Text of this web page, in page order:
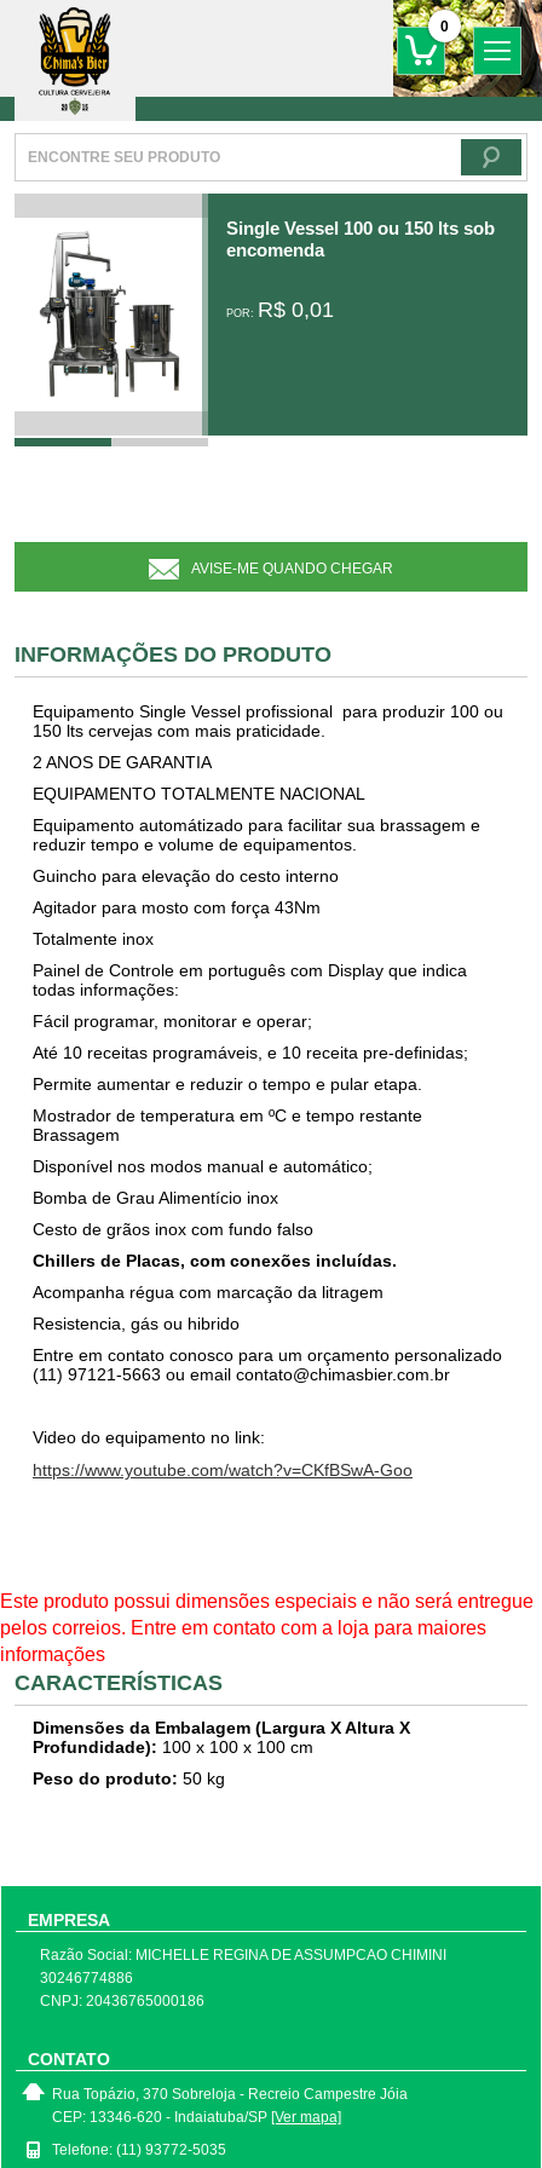
0
Single Vessel 100 ou 150 lts sob
encomenda
POR: R$ 0,01
AVISE-ME QUANDO CHEGAR
INFORMAÇÕES DO PRODUTO
Equipamento Single Vessel profissional para produzir 100 ou
150 lts cervejas com mais praticidade.
2 ANOS DE GARANTIA
EQUIPAMENTO TOTALMENTE NACIONAL
Equipamento automátizado para facilitar sua brassagem e
reduzir tempo e volume de equipamentos.
Guincho para elevação do cesto interno
Agitador para mosto com força 43Nm
Totalmente inox
Painel de Controle em português com Display que indica
todas informações:
Fácil programar, monitorar e operar;
Até 10 receitas programáveis, e 10 receita pre-definidas;
Permite aumentar e reduzir o tempo e pular etapa.
Mostrador de temperatura em ºC e tempo restante
Brassagem
Disponível nos modos manual e automático;
Bomba de Grau Alimentício inox
Cesto de grãos inox com fundo falso
Chillers de Placas, com conexões incluídas.
Acompanha régua com marcação da litragem
Resistencia, gás ou hibrido
Entre em contato conosco para um orçamento personalizado
(11) 97121-5663 ou email contato@chimasbier.com.br
Video do equipamento no link:
https://www.youtube.com/watch?v=CKfBSwA-Goo
Este produto possui dimensões especiais e não será entregue
pelos correios. Entre em contato com a loja para maiores
informações
CARACTERÍSTICAS
Dimensões da Embalagem (Largura X Altura X
Profundidade): 100 x 100 x 100 cm
Peso do produto: 50 kg
EMPRESA
Razão Social: MICHELLE REGINA DE ASSUMPCAO CHIMINI
30246774886
CNPJ: 20436765000186
CONTATO
Rua Topázio, 370 Sobreloja - Recreio Campestre Jóia
CEP: 13346-620 - Indaiatuba/SP [Ver mapa]
Telefone: (11) 93772-5035